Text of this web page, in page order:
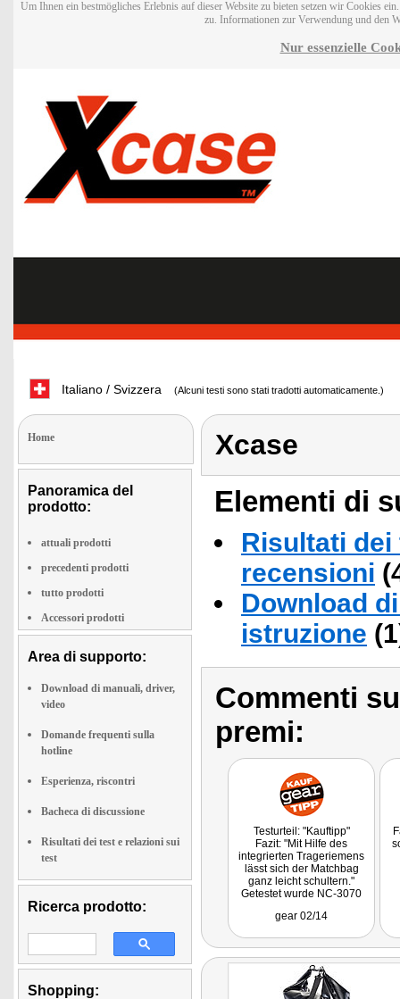
Um Ihnen ein bestmögliches Erlebnis auf dieser Website zu bieten setzen wir Cookies
zu. Informationen zur Verwendung und den
Nur essenzielle
Italiano / Svizzera (Alcuni testi sono stati tradotti automaticamente.)
Home
Panoramica del
prodotto:
attuali prodotti
precedenti prodotti
tutto prodotti
Accessori prodotti
Area di supporto:
Download di manuali, driver,
video
Domande frequenti sulla
hotline
Esperienza, riscontri
Bacheca di discussione
Risultati dei test e relazioni sui
test
Ricerca prodotto:
Shopping:
Xcase
Elementi di
Risultati
recensioni
Download
istruzione
Commenti
premi:
Testurteil: "Kauftipp"
Fazit: "Mit Hilfe des
integrierten Trageriemens
lässt sich der Matchbag
ganz leicht schultern."
Getestet wurde NC-3070
gear 02/14